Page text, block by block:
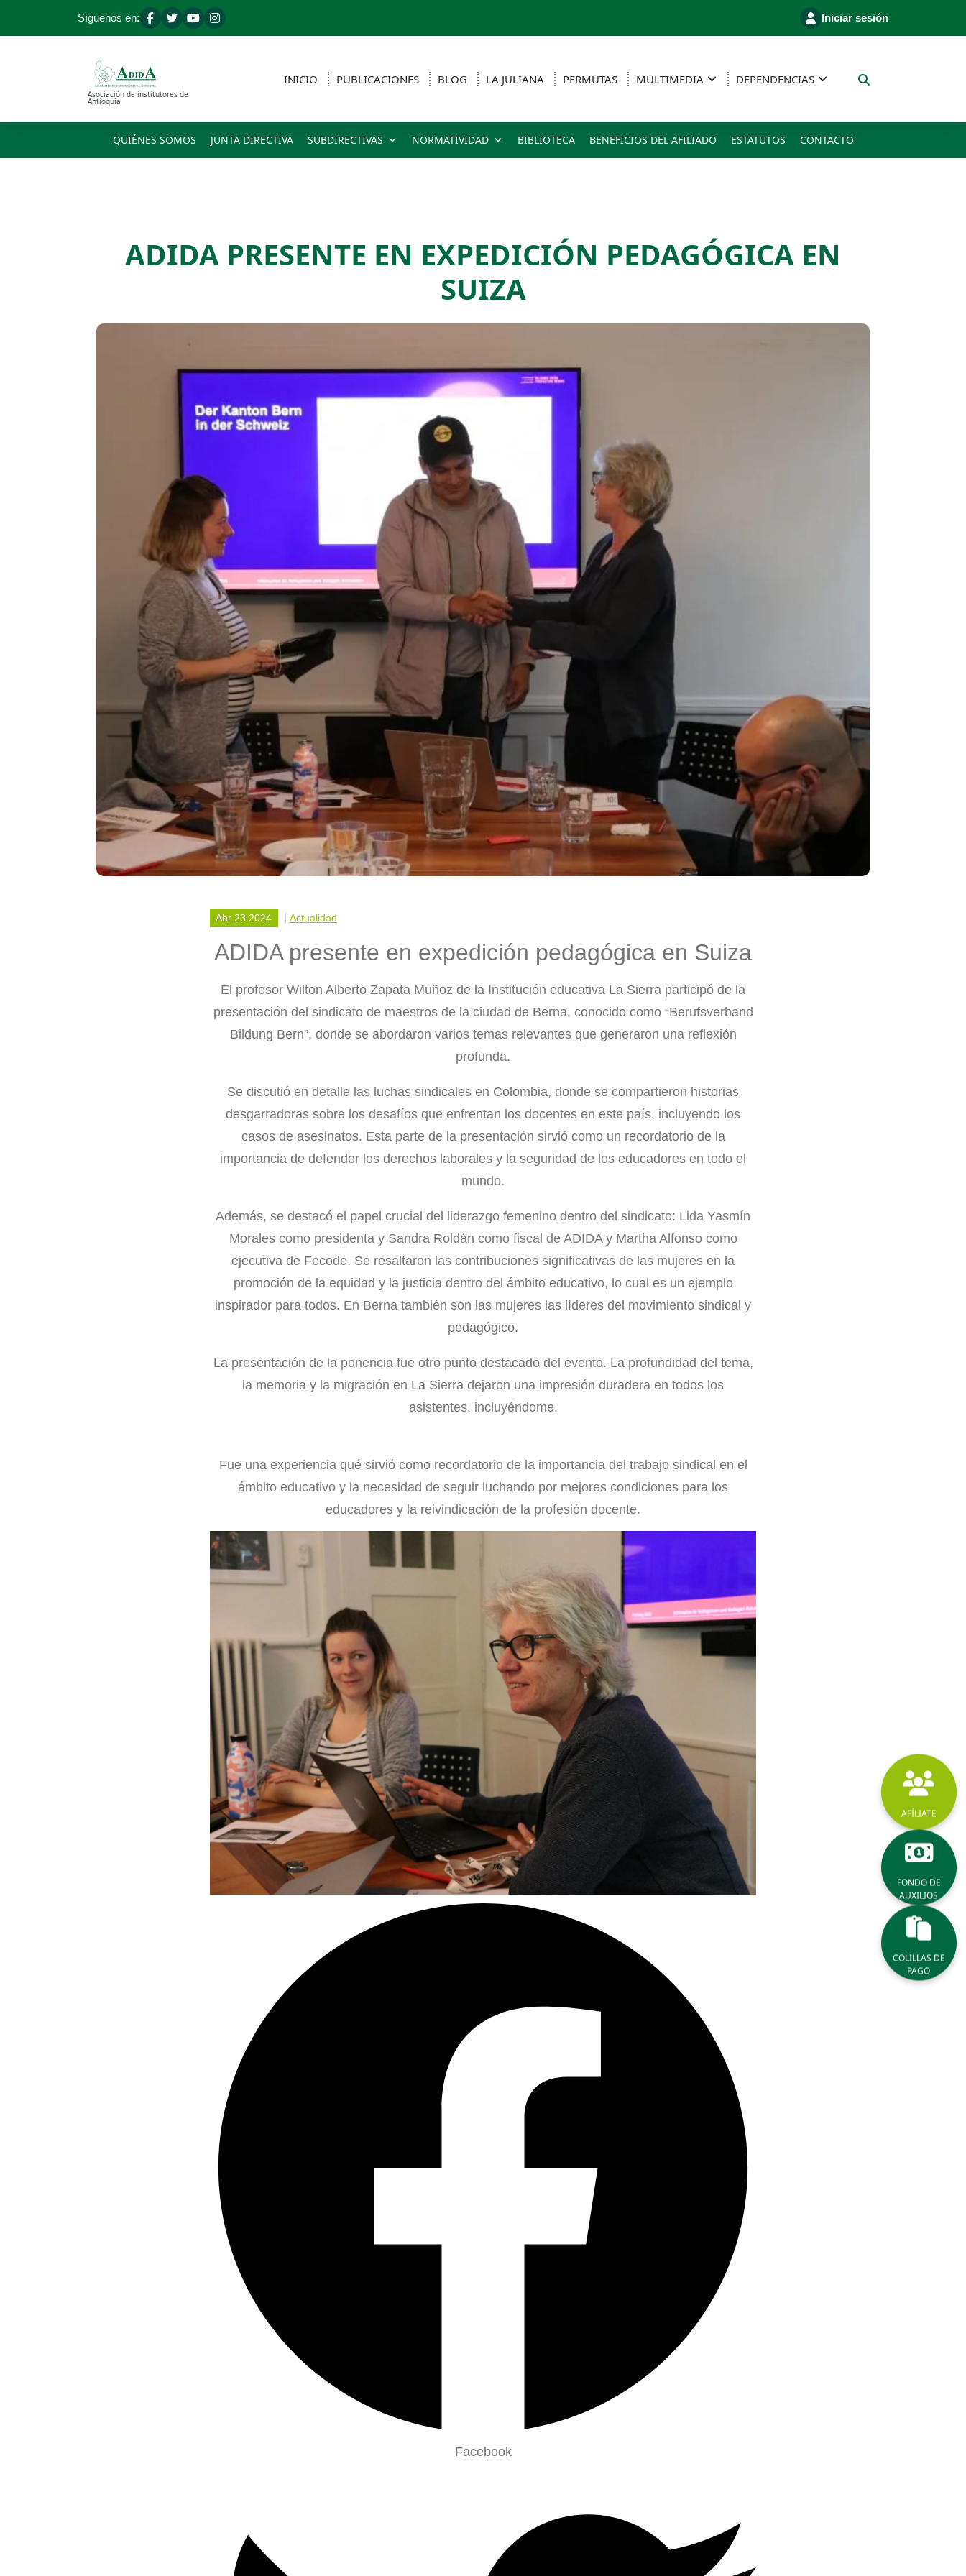
l
Síguenos en: Iniciar sesión
Asociación de institutores de
Antioquía
INICIO PUBLICACIONES BLOG LA JULIANA PERMUTAS MULTIMEDIA DEPENDENCIAS
QUIÉNES SOMOS JUNTA DIRECTIVA SUBDIRECTIVAS NORMATIVIDAD BIBLIOTECA BENEFICIOS DEL AFILIADO ESTATUTOS CONTACTO
ADIDA PRESENTE EN EXPEDICIÓN PEDAGÓGICA EN
SUIZA​
Abr 23 2024 Actualidad
ADIDA presente en expedición pedagógica en Suiza
El profesor Wilton Alberto Zapata Muñoz de la Institución educativa La Sierra participó de la
presentación del sindicato de maestros de la ciudad de Berna, conocido como “Berufsverband
Bildung Bern”, donde se abordaron varios temas relevantes que generaron una reflexión
profunda.
Se discutió en detalle las luchas sindicales en Colombia, donde se compartieron historias
desgarradoras sobre los desafíos que enfrentan los docentes en este país, incluyendo los
casos de asesinatos. Esta parte de la presentación sirvió como un recordatorio de la
importancia de defender los derechos laborales y la seguridad de los educadores en todo el
mundo.
Además, se destacó el papel crucial del liderazgo femenino dentro del sindicato: Lida Yasmín
Morales como presidenta y Sandra Roldán como fiscal de ADIDA y Martha Alfonso como
ejecutiva de Fecode. Se resaltaron las contribuciones significativas de las mujeres en la
promoción de la equidad y la justicia dentro del ámbito educativo, lo cual es un ejemplo
inspirador para todos. En Berna también son las mujeres las líderes del movimiento sindical y
pedagógico.
La presentación de la ponencia fue otro punto destacado del evento. La profundidad del tema,
la memoria y la migración en La Sierra dejaron una impresión duradera en todos los
asistentes, incluyéndome.
Fue una experiencia qué sirvió como recordatorio de la importancia del trabajo sindical en el
ámbito educativo y la necesidad de seguir luchando por mejores condiciones para los
educadores y la reivindicación de la profesión docente.
Facebook
AFÍLIATE
FONDO DE
AUXILIOS
COLILLAS DE
PAGO